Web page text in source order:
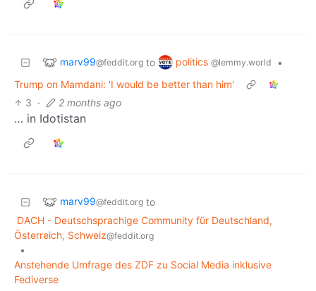
marv99@feddit.org to politics @lemmy.world
•
Trump on Mamdani: 'I would be better than him'
3 · 2 months ago
… in Idotistan
marv99@feddit.org to
DACH - Deutschsprachige Community für Deutschland,
Österreich, Schweiz@feddit.org
•
Anstehende Umfrage des ZDF zu Social Media inklusive
Fediverse